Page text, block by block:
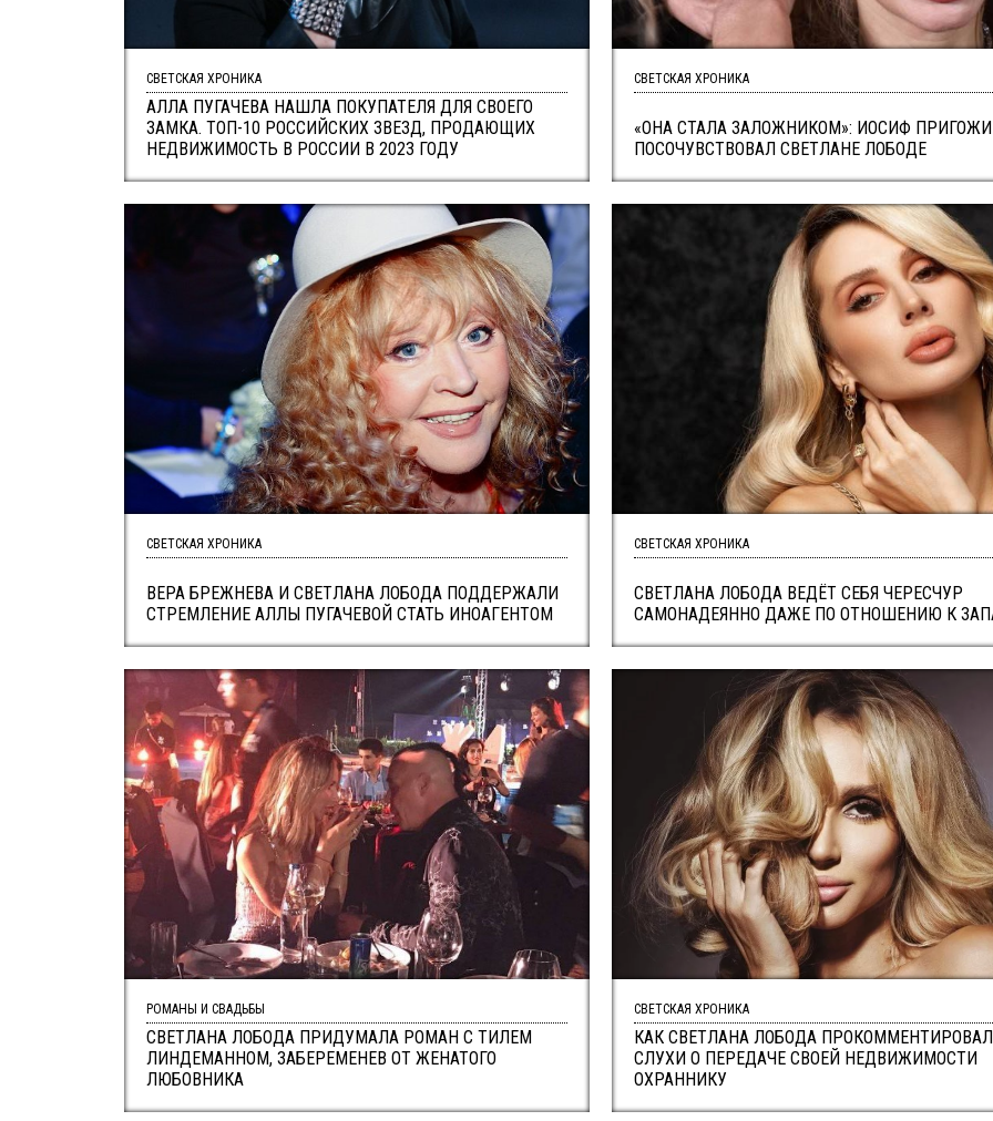
АЛЛА ПУГАЧЕВА НАШЛА ПОКУПАТЕЛЯ ДЛЯ СВОЕГО
ЗАМКА. ТОП-10 РОССИЙСКИХ ЗВЕЗД, ПРОДАЮЩИХ
НЕДВИЖИМОСТЬ В РОССИИ В 2023 ГОДУ
СВЕТСКАЯ ХРОНИКА
«ОНА СТАЛА ЗАЛОЖНИКОМ»: ИОСИФ
ПОСОЧУВСТВОВАЛ СВЕТЛАНЕ ЛОБОДЕ
СВЕТСКАЯ ХРОНИКА
ВЕРА БРЕЖНЕВА И СВЕТЛАНА ЛОБОДА ПОДДЕРЖАЛИ
СТРЕМЛЕНИЕ АЛЛЫ ПУГАЧЕВОЙ СТАТЬ ИНОАГЕНТОМ
СВЕТСКАЯ ХРОНИКА
СВЕТЛАНА ЛОБОДА ВЕДЁТ СЕБЯ ЧЕРЕСЧУР
САМОНАДЕЯННО ДАЖЕ ПО ОТНОШЕНИЮ К
СВЕТСКАЯ ХРОНИКА
СВЕТЛАНА ЛОБОДА ПРИДУМАЛА РОМАН С ТИЛЕМ
ЛИНДЕМАННОМ, ЗАБЕРЕМЕНЕВ ОТ ЖЕНАТОГО
ЛЮБОВНИКА
РОМАНЫ И СВАДЬБЫ
КАК СВЕТЛАНА ЛОБОДА
СЛУХИ О ПЕРЕДАЧЕ СВОЕЙ НЕДВИЖИМОСТИ
ОХРАННИКУ
СВЕТСКАЯ ХРОНИКА